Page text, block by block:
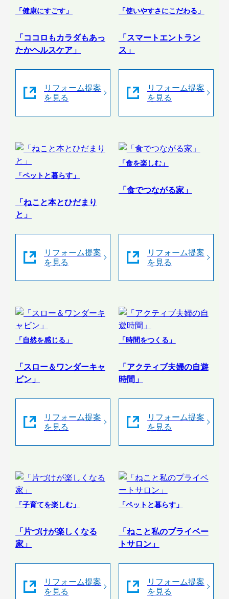
「健康にすごす」
「ココロもカラダもあっ
たかヘルスケア」
リフォーム提案
を見る
「使いやすさにこだわる」
「スマートエントラン
ス」
リフォーム提案
を見る
「ペットと暮らす」
「ねこと本とひだまり
と」
リフォーム提案
を見る
「食を楽しむ」
「食でつながる家」
リフォーム提案
を見る
「自然を感じる」
「スロー＆ワンダーキャ
ビン」
リフォーム提案
を見る
「時間をつくる」
「アクティブ夫婦の自遊
時間」
リフォーム提案
を見る
「子育てを楽しむ」
「片づけが楽しくなる
家」
リフォーム提案
を見る
「ペットと暮らす」
「ねこと私のプライベー
トサロン」
リフォーム提案
を見る